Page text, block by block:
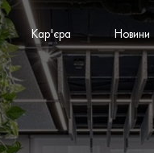
Кар'єра Новини